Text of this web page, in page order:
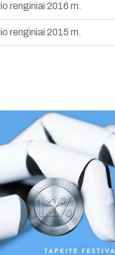
renginiai 2016 m.
renginiai 2015 m.